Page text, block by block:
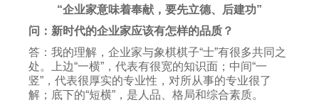
“企业家意味着奉献，要先立德、后建功”
问：新时代的企业家应该有怎样的品质？
答：我的理解，企业家与象棋棋子“士”有很多共同之
处。上边“一横”，代表有很宽的知识面；中间“一
竖”，代表很厚实的专业性，对所从事的专业很了
解；底下的“短横”，是人品、格局和综合素质。